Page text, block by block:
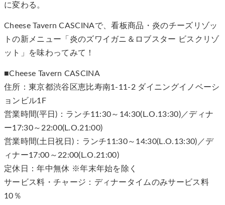
に変わる。
Cheese Tavern CASCINAで、看板商品・炎のチーズリゾッ
トの新メニュー「炎のズワイガニ＆ロブスター ビスクリゾ
ット」を味わってみて！
■Cheese Tavern CASCINA
住所：東京都渋谷区恵比寿南1-11-2 ダイニングイノベーシ
ョンビル1F
営業時間(平日)：ランチ11:30～14:30(L.O.13:30)／ディナ
ー17:30～22:00(L.O.21:00)
営業時間(土日祝日)：ランチ11:30～14:30(L.O.13:30)／デ
ィナー17:00～22:00(L.O.21:00)
定休日：年中無休 ※年末年始を除く
サービス料・チャージ：ディナータイムのみサービス料
10％